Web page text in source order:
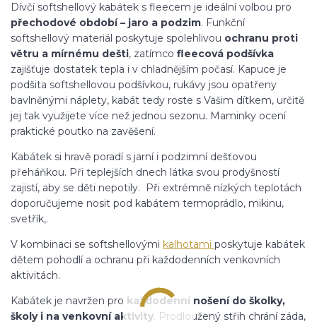
Dívčí softshellový kabátek s fleecem je ideální volbou pro
přechodové období – jaro a podzim. Funkční
softshellový materiál poskytuje spolehlivou ochranu proti
větru a mírnému dešti, zatímco fleecová podšívka
zajišťuje dostatek tepla i v chladnějším počasí. Kapuce je
podšita softshellovou podšívkou, rukávy jsou opatřeny
bavlněnými náplety, kabát tedy roste s Vašim dítkem, určitě
jej tak využijete více než jednou sezonu. Maminky ocení
praktické poutko na zavěšení.
Kabátek si hravě poradí s jarní i podzimní dešťovou
přeháňkou. Při teplejších dnech látka svou prodyšností
zajistí, aby se děti nepotily. Při extrémně nízkých teplotách
doporučujeme nosit pod kabátem termoprádlo, mikinu,
svetřík,.
V kombinaci se softshellovými kalhotami poskytuje kabátek
dětem pohodlí a ochranu při každodenních venkovních
aktivitách.
Kabátek je navržen pro každodenní nošení do školky,
školy i na venkovní aktivity. Prodloužený střih chrání záda,